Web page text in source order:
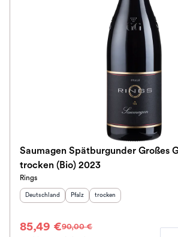
Saumagen Spätburgunder Großes
trocken (Bio) 2023
Rings
Herkunftsland
Deutschland Herkunftsregion
Pfalz Geschmack
trocken
85,49 €90,00 €